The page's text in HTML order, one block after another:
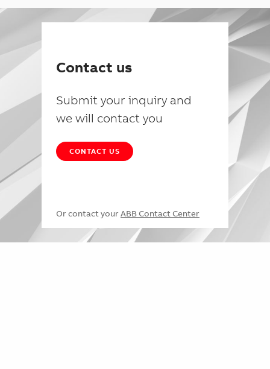
Contact us
Submit your inquiry and
we will contact you
CONTACT US
Or contact your ABB Contact Center